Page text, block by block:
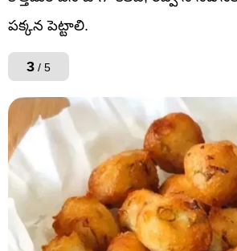
పక్కన పెట్టాలి.
3 / 5